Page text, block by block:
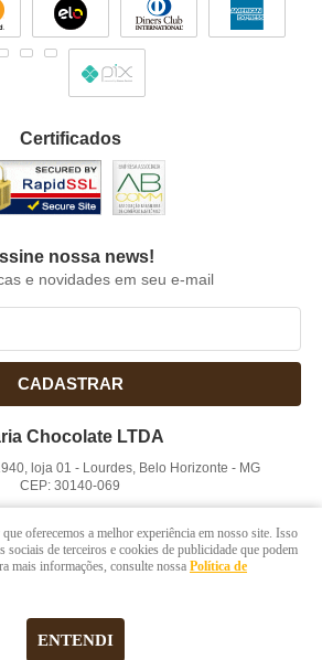
Certificados
nossa news!
e novidades em seu e-mail
CADASTRAR
Chocolate LTDA
loja 01 - Lourdes, Belo Horizonte - MG
CEP: 30140-069
POR
oferecemos a melhor experiência em nosso site. Isso
sociais de terceiros e cookies de publicidade que podem
mais informações, consulte nossa Política de
ENTENDI